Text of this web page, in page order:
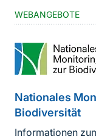
WEBANGEBOTE
Nationales
Biodiversität
Informationen